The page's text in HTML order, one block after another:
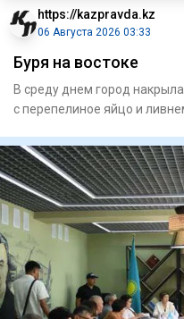
https://kazpravda.kz
06 Августа 2026 03:33
Буря на востоке
В среду днем город
с перепелиное яйцо и